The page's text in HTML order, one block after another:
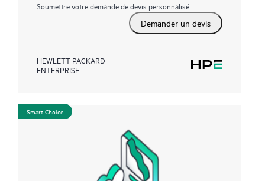
Soumettre votre demande de devis personnalisé
Demander un devis
HEWLETT PACKARD
ENTERPRISE
Smart Choice